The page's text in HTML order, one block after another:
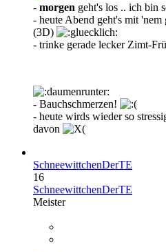
- morgen geht's los .. ich bin
- heute Abend geht's mit
(3D)
- trinke gerade lecker Zimt-
- Bauchschmerzen!
- heute wirds wieder so
davon
SchneewittchenDerTE
16
SchneewittchenDerTE
Meister